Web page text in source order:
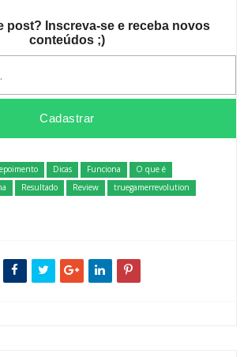
post? Inscreva-se e receba novos
conteúdos ;)
Dicas Funciona
O que é
Resultado Review
truegamerrevolution